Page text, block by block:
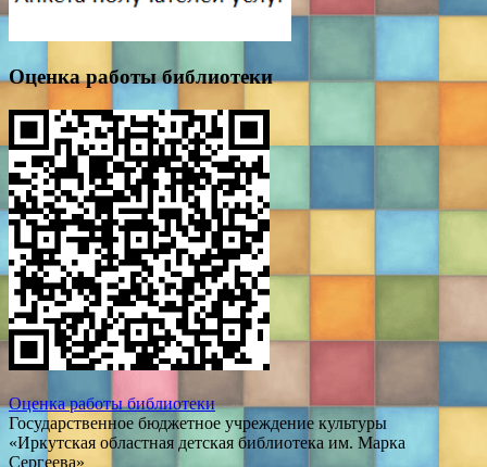
Оценка работы библиотеки
Оценка работы библиотеки
Государственное бюджетное учреждение культуры
«Иркутская областная детская библиотека им. Марка
Сергеева»